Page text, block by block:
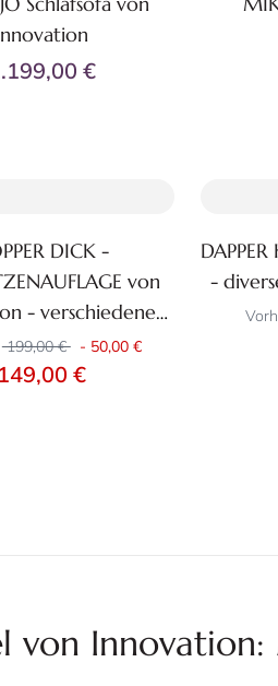
Produkt
€
Produkt
DICK -
von
- verschiedene
Größen
199,00 € - 50,00 €
149,00 €
-
von